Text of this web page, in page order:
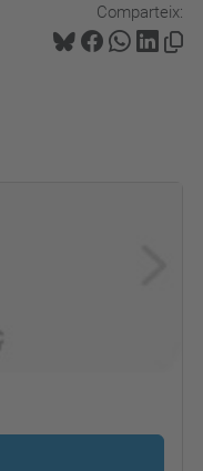
Comparteix: